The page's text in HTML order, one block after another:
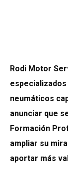
Rodi Motor
neumáticos
anunciar que
Formación
ampliar su
aportar más